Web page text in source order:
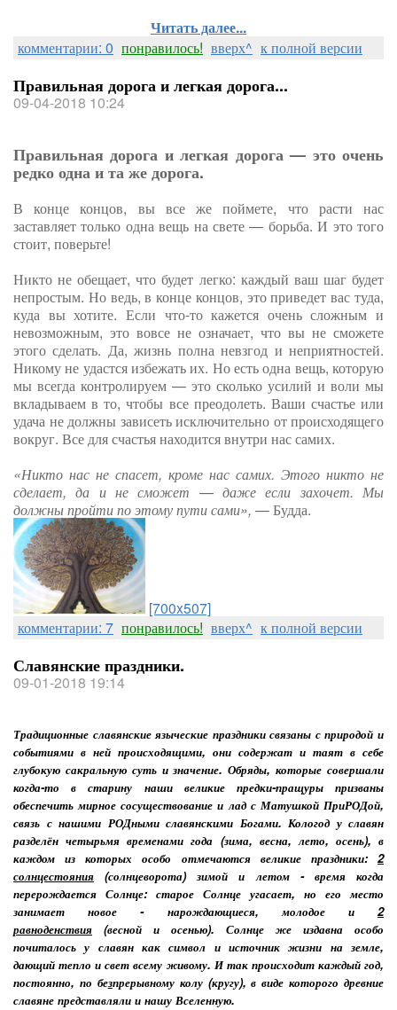
Читать далее...
комментарии: 0 понравилось! вверх^ к полной версии
Правильная дорога и легкая дорога...
09-04-2018 10:24
Правильная дорога и легкая дорога — это очень
редко одна и та же дорога.
В конце концов, вы все же поймете, что расти нас
заставляет только одна вещь на свете — борьба. И это того
стоит, поверьте!
Никто не обещает, что будет легко: каждый ваш шаг будет
непростым. Но ведь, в конце концов, это приведет вас туда,
куда вы хотите. Если что-то кажется очень сложным и
невозможным, это вовсе не означает, что вы не сможете
этого сделать. Да, жизнь полна невзгод и неприятностей.
Никому не удастся избежать их. Но есть одна вещь, которую
мы всегда контролируем — это сколько усилий и воли мы
вкладываем в то, чтобы все преодолеть. Ваши счастье или
удача не должны зависеть исключительно от происходящего
вокруг. Все для счастья находится внутри нас самих.
«Никто нас не спасет, кроме нас самих. Этого никто не
сделает, да и не сможет — даже если захочет. Мы
должны пройти по этому пути сами», — Будда.
[700x507]
комментарии: 7 понравилось! вверх^ к полной версии
Славянские праздники.
09-01-2018 19:14
Традиционные славянские языческие праздники связаны с природой и
событиями в ней происходящими, они содержат и таят в себе
глубокую сакральную суть и значение. Обряды, которые совершали
когда-то в старину наши великие предки-пращуры призваны
обеспечить мирное сосуществование и лад с Матушкой ПриРОДой,
связь с нашими РОДными славянскими Богами. Кологод у славян
разделён четырьмя временами года (зима, весна, лето, осень), в
каждом из которых особо отмечаются великие праздники: 2
солнцестояния (солнцеворота) зимой и летом - время когда
перерождается Солнце: старое Солнце угасает, но его место
занимает новое - нарождающиеся, молодое и 2
равноденствия (весной и осенью). Солнце же издавна особо
почиталось у славян как символ и источник жизни на земле,
дающий тепло и свет всему живому. И так происходит каждый год,
постоянно, по безпрерывному колу (кругу), в виде которого древние
славяне представляли и нашу Вселенную.